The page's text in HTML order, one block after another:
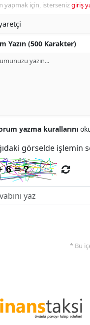
yapmak için, istersenizgiriş
Yazın (500 Karakter)
yazma kurallarını
görselde işlemin
* Bu